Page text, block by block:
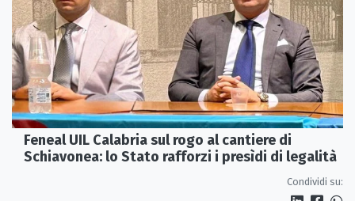
Feneal UIL Calabria sul rogo al cantiere di
Schiavonea: lo Stato rafforzi i presìdi di legalità
Condividi su: